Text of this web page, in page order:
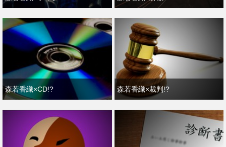
森若香織×CD!? 森若香織×裁判!?